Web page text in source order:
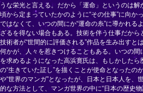
うな栄光と言える。だから「運命」というのは
頃から定まっていたかのように“その仕事”に向か
ではなくて、いつの間にか“運命の糸”に導かれる
ざるを得ない場合もある。技術を伴う仕事だから
技術者が“世間的に評価される”作品を生み出すと
何かが、人々を惹きつけることもある。いつの間
を求めるようになった高浜寛氏は、もしかしたら
の“生きていた証し”を描くことが使命となったの
や“世界のマンガ”となったが、日本と日本人を、
的な方法として、マンガ世界の中に“日本の歴史